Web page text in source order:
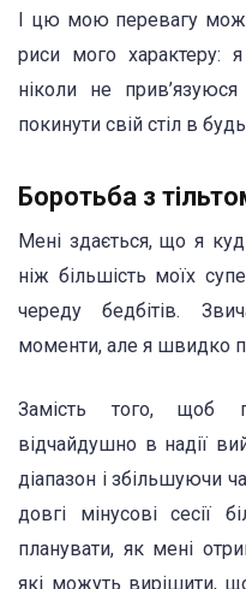
І цю мою перевагу
риси мого характеру:
ніколи не
покинути свій стіл в
Боротьба з
Мені здається, що я
ніж більшість моїх
череду бедбітів.
моменти, але я швидко
Замість того, щоб
відчайдушно в надії
діапазон і збільшуючи
довгі мінусові сесії
планувати, як мені
які можуть вирішити,